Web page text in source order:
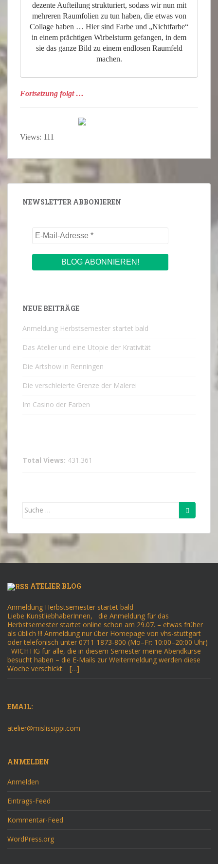
dezente Aufteilung strukturiert, sodass wir nun mit
mehreren Raumfolien zu tun haben, die etwas von
Collage haben … Hier sind Farbe und „Nichtfarbe“
in einem prächtigen Wirbelsturm gefangen, in dem
sie das ganze Bild zu einem endlosen Raumfeld
machen.
Fortsetzung folgt …
Views: 111
NEWSLETTER ABBONIEREN
NEUE BEITRÄGE
Anmeldung Herbstsemester startet bald
Das Atelier und eine Utopie der Krativität
Die Artshow in Renningen
Die verschleierte Grenze der Malerei
Im Casino der Farben
Total Views: 431.361
Suche
ATELIER BLOG
Anmeldung Herbstsemester startet bald
Liebe KunstliebhaberInnen, die Anmeldung für das
Herbstsemester startet online schon am 29.07. – etwas früher
als üblich !!! Anmeldung nur über Homepage von vhs-stuttgart
oder telefonisch unter 0711 1873-800 (Mo–Fr: 10:00–20:00 Uhr)
WICHTIG für alle, die in diesem Semester meine Abendkurse
besucht haben – die E-Mails zur Weitermeldung werden diese
Woche verschickt. […]
EMAIL:
atelier@mislissippi.com
ANMELDEN
Anmelden
Eintrags-Feed
Kommentar-Feed
WordPress.org